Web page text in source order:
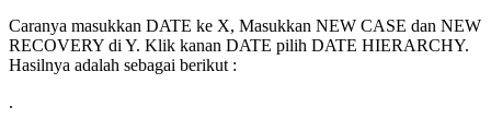
Caranya masukkan DATE ke X, Masukkan NEW CASE dan NEW
RECOVERY di Y. Klik kanan DATE pilih DATE HIERARCHY.
Hasilnya adalah sebagai berikut :
.